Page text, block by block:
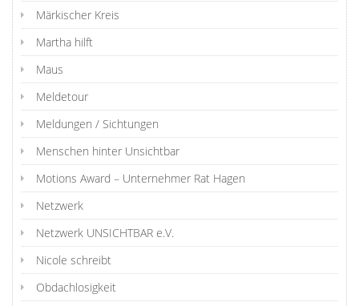
Märkischer Kreis
Martha hilft
Maus
Meldetour
Meldungen / Sichtungen
Menschen hinter Unsichtbar
Motions Award – Unternehmer Rat Hagen
Netzwerk
Netzwerk UNSICHTBAR e.V.
Nicole schreibt
Obdachlosigkeit